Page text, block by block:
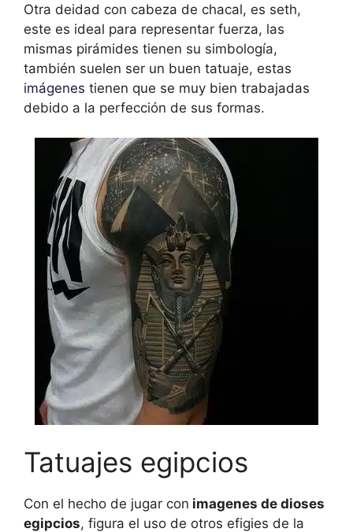
Otra deidad con cabeza de chacal, es seth,
este es ideal para representar fuerza, las
mismas pirámides tienen su simbología,
también suelen ser un buen tatuaje, estas
imágenes tienen que se muy bien trabajadas
debido a la perfección de sus formas.
Tatuajes egipcios
Con el hecho de jugar con imagenes de dioses
egipcios, figura el uso de otros efigies de la